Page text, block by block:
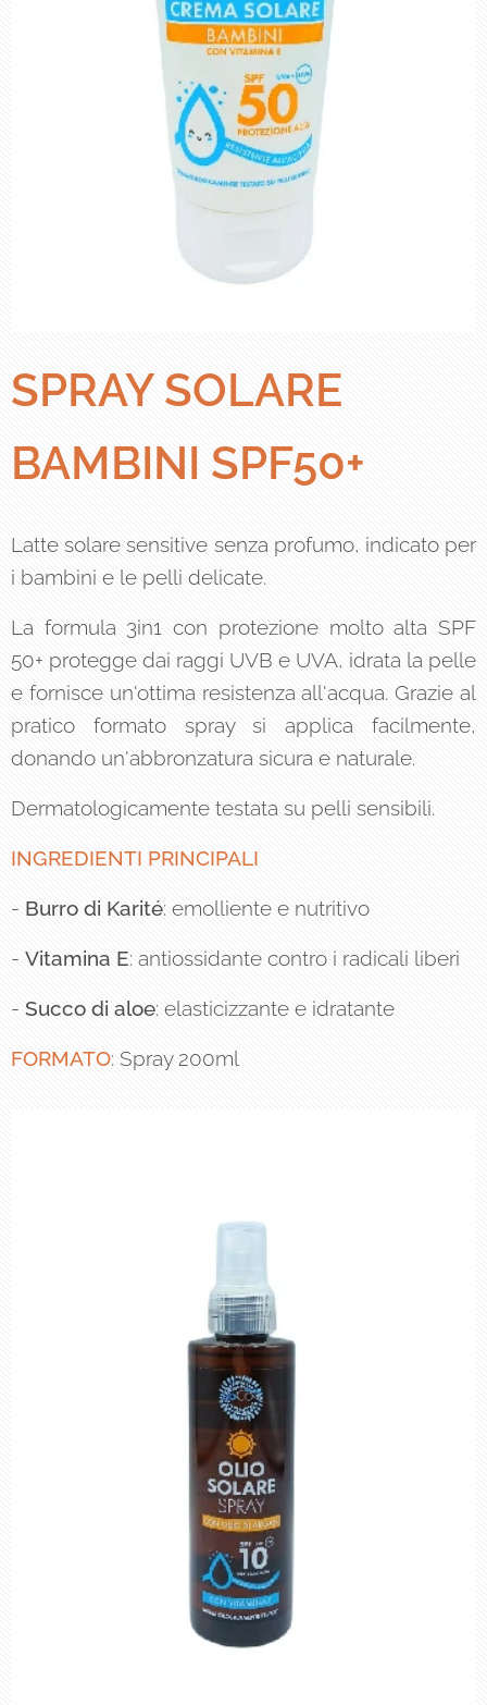
SPRAY SOLARE
BAMBINI SPF50+
Latte solare sensitive senza profumo, indicato per
i bambini e le pelli delicate.
La formula 3in1 con protezione molto alta SPF
50+ protegge dai raggi UVB e UVA, idrata la pelle
e fornisce un'ottima resistenza all'acqua. Grazie al
pratico formato spray si applica facilmente,
donando un'abbronzatura sicura e naturale.
Dermatologicamente testata su pelli sensibili.
INGREDIENTI PRINCIPALI
- Burro di Karité: emolliente e nutritivo
- Vitamina E: antiossidante contro i radicali liberi
- Succo di aloe: elasticizzante e idratante
FORMATO: Spray 200ml